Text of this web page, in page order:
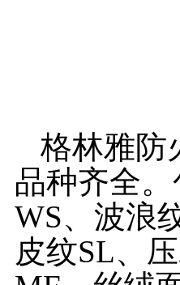
格林雅防
品种齐全
WS、波浪
皮纹SL、